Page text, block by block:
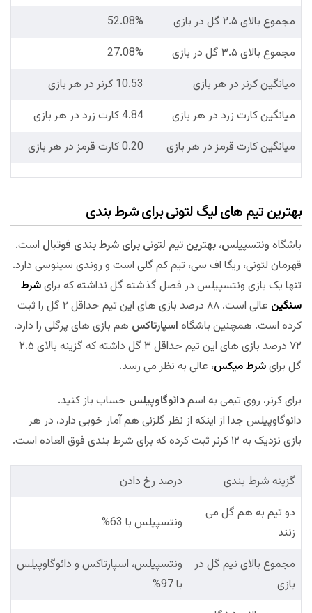
مجموع بالای ۲.۵ گل در بازی
52.08%
مجموع بالای ۳.۵ گل در بازی
27.08%
میانگین کرنر در هر بازی
10.53 کرنر در هر بازی
میانگین کارت زرد در هر بازی
4.84 کارت زرد در هر بازی
میانگین کارت قرمز در هر بازی
0.20 کارت قرمز در هر بازی
بهترین تیم های لیگ لتونی برای شرط بندی
باشگاه ونتسپیلس، بهترین تیم لتونی برای شرط بندی فوتبال است.
قهرمان لتونی، ریگا اف سی، تیم کم گلی است و روندی سینوسی دارد.
تنها یک بازی ونتسپیلس در فصل گذشته گل نداشته که برایشرط
سنگین
عالی است. ۸۸ درصد بازی های این تیم حداقل ۲ گل را ثبت
کرده است. همچنین باشگاه اسپارتاکس هم بازی های پرگلی را دارد.
۷۲ درصد بازی های این تیم حداقل ۳ گل داشته که گزینه بالای ۲.۵
گل برایشرط میکس، عالی به نظر می رسد.
برای کرنر، روی تیمی به اسمدائوگاوپیلس حساب باز کنید.
دائوگاوپیلس جدا از اینکه از نظر گلزنی هم آمار خوبی دارد، در هر
بازی نزدیک به ۱۲ کرنر ثبت کرده که برای شرط بندی فوق العاده است.
گزینه شرط بندی
درصد رخ دادن
دو تیم به هم گل می
زنند
ونتسپیلس با 63%
مجموع بالای نیم گل در
بازی
ونتسپیلس، اسپارتاکس و دائوگاوپیلس
با 97%